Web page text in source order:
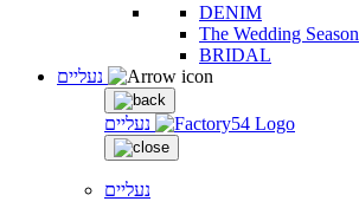
DENIM
The Wedding Season
BRIDAL
נעליים
נעליים